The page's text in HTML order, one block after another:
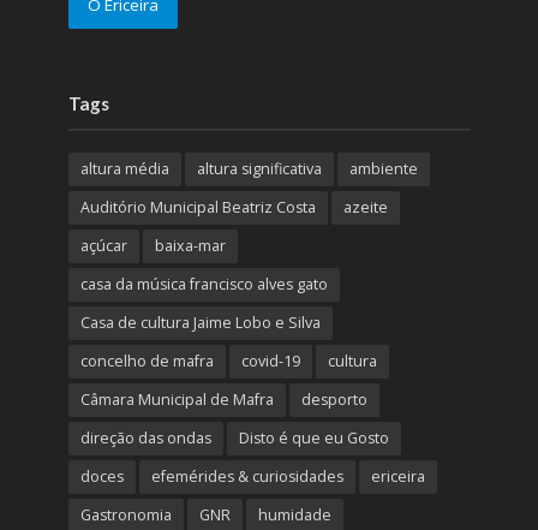
O Ericeira
Tags
altura média altura significativa
ambiente
Auditório Municipal Beatriz Costa
azeite
açúcar
baixa-mar
casa da música francisco alves gato
Casa de cultura Jaime Lobo e Silva
concelho de mafra
covid-19
cultura
Câmara Municipal de Mafra
desporto
direção das ondas
Disto é que eu Gosto
doces
efemérides & curiosidades
ericeira
Gastronomia
GNR humidade